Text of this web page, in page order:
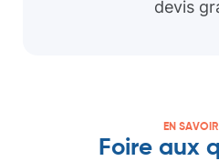
devis
EN
Foire aux